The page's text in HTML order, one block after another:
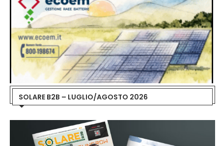
SOLARE B2B – LUGLIO/AGOSTO 2026